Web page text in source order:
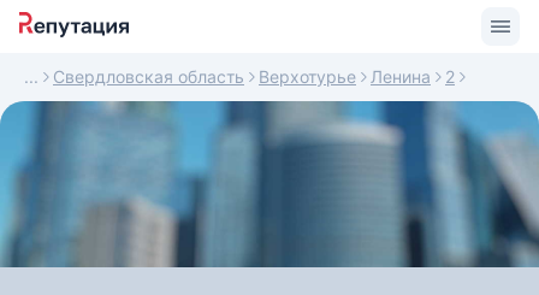
Свердловская область Верхотурье Ленина 2